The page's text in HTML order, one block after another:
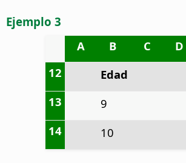
Ejemplo 3
A
B C D
12
Edad
13
9
14
10